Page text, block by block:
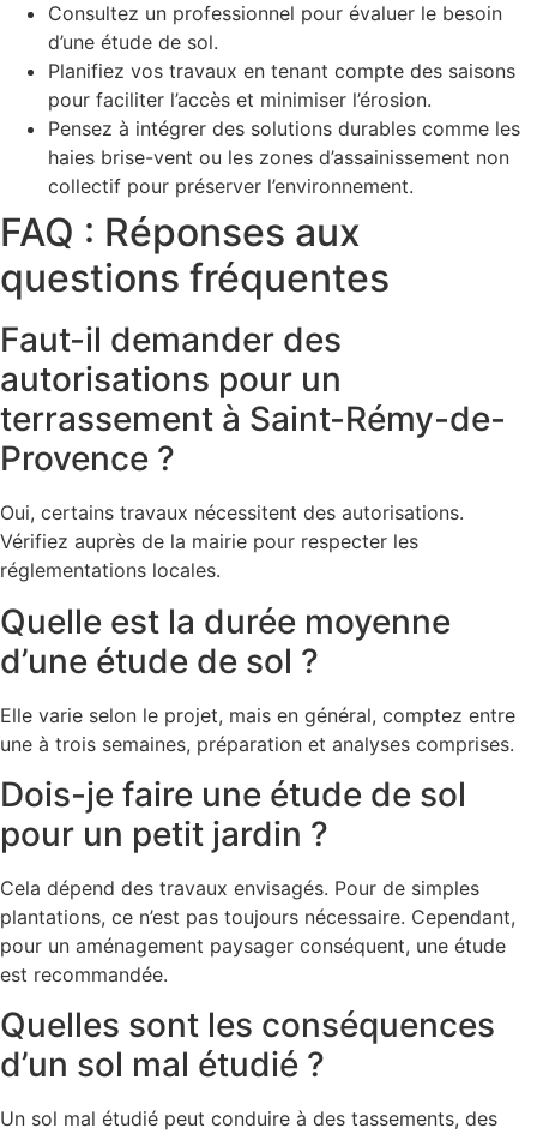
Consultez un professionnel pour évaluer le besoin
d’une étude de sol.
Planifiez vos travaux en tenant compte des saisons
pour faciliter l’accès et minimiser l’érosion.
Pensez à intégrer des solutions durables comme les
haies brise-vent ou les zones d’assainissement non
collectif pour préserver l’environnement.
FAQ : Réponses aux
questions fréquentes
Faut-il demander des
autorisations pour un
terrassement à Saint-Rémy-de-
Provence ?
Oui, certains travaux nécessitent des autorisations.
Vérifiez auprès de la mairie pour respecter les
réglementations locales.
Quelle est la durée moyenne
d’une étude de sol ?
Elle varie selon le projet, mais en général, comptez entre
une à trois semaines, préparation et analyses comprises.
Dois-je faire une étude de sol
pour un petit jardin ?
Cela dépend des travaux envisagés. Pour de simples
plantations, ce n’est pas toujours nécessaire. Cependant,
pour un aménagement paysager conséquent, une étude
est recommandée.
Quelles sont les conséquences
d’un sol mal étudié ?
Un sol mal étudié peut conduire à des tassements, des